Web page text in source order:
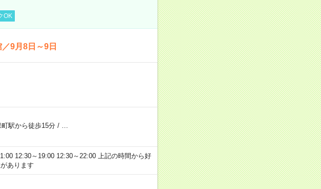
OK
9月8日～9日
町駅から徒歩15分/ …
12:30～19:00 12:30～22:00 上記の時間から好
あります